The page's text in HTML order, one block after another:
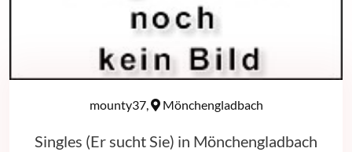
mounty37, Mönchengladbach
Singles (Er sucht Sie) in Mönchengladbach